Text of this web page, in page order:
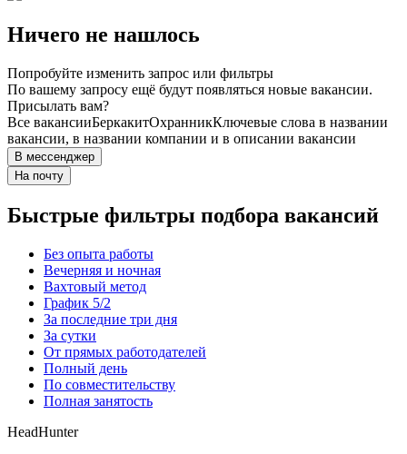
Ничего не нашлось
Попробуйте изменить запрос или фильтры
По вашему запросу ещё будут появляться новые вакансии.
Присылать вам?
Все вакансииБеркакитОхранникКлючевые слова в названии
вакансии, в названии компании и в описании вакансии
В мессенджер
На почту
Быстрые фильтры подбора вакансий
Без опыта работы
Вечерняя и ночная
Вахтовый метод
График 5/2
За последние три дня
За сутки
От прямых работодателей
Полный день
По совместительству
Полная занятость
HeadHunter